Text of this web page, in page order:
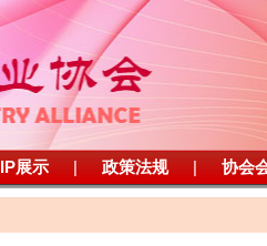
IP展示 | 政策法规 | 协会